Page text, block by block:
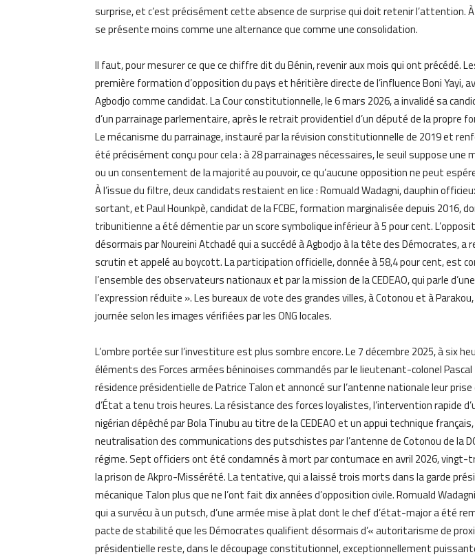
surprise, et c’est précisément cette absence de surprise qui doit retenir l’attention.
se présente moins comme une alternance que comme une consolidation.
Il faut, pour mesurer ce que ce chiffre dit du Bénin, revenir aux mois qui ont précédé.
première formation d’opposition du pays et héritière directe de l’influence Boni Yayi,
Agbodjo comme candidat. La Cour constitutionnelle, le 6 mars 2026, a invalidé sa
d’un parrainage parlementaire, après le retrait providentiel d’un député de la propre
Le mécanisme du parrainage, instauré par la révision constitutionnelle de 2019 et
été précisément conçu pour cela : à 28 parrainages nécessaires, le seuil suppose une
ou un consentement de la majorité au pouvoir, ce qu’aucune opposition ne peut
À l’issue du filtre, deux candidats restaient en lice : Romuald Wadagni, dauphin
sortant, et Paul Hounkpè, candidat de la FCBE, formation marginalisée depuis 2016,
tribunitienne a été démentie par un score symbolique inférieur à 5 pour cent.
désormais par Noureini Atchadé qui a succédé à Agbodjo à la tête des Démocrates, a
scrutin et appelé au boycott. La participation officielle, donnée à 58,4 pour cent, est
l’ensemble des observateurs nationaux et par la mission de la CEDEAO, qui parle
l’expression réduite ». Les bureaux de vote des grandes villes, à Cotonou et à
journée selon les images vérifiées par les ONG locales.
L’ombre portée sur l’investiture est plus sombre encore. Le 7 décembre 2025, à six
éléments des Forces armées béninoises commandés par le lieutenant-colonel
résidence présidentielle de Patrice Talon et annoncé sur l’antenne nationale leur prise
d’État a tenu trois heures. La résistance des forces loyalistes, l’intervention rapide
nigérian dépêché par Bola Tinubu au titre de la CEDEAO et un appui technique
neutralisation des communications des putschistes par l’antenne de Cotonou de la
régime. Sept officiers ont été condamnés à mort par contumace en avril 2026, vingt-
la prison de Akpro-Missérété. La tentative, qui a laissé trois morts dans la garde
mécanique Talon plus que ne l’ont fait dix années d’opposition civile. Romuald
qui a survécu à un putsch, d’une armée mise à plat dont le chef d’état-major a été
pacte de stabilité que les Démocrates qualifient désormais d’« autoritarisme de
présidentielle reste, dans le découpage constitutionnel, exceptionnellement